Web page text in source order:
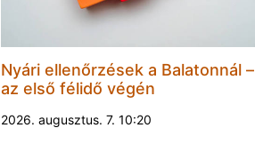
Nyári ellenőrzések a Balatonnál –
az első félidő végén
2026. augusztus. 7. 10:20